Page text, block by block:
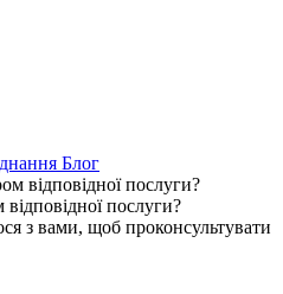
Блог
послуги?
з вами, щоб проконсультувати